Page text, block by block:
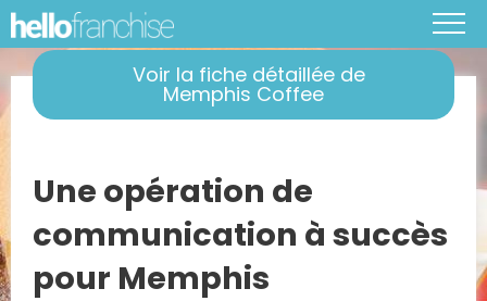
Voir la fiche détaillée de
Memphis Coffee
Une opération de
communication à succès
pour Memphis